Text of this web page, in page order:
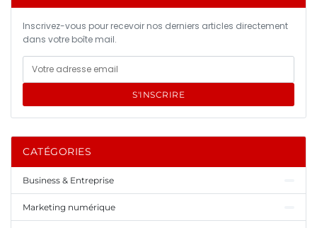
Inscrivez-vous pour recevoir nos derniers articles directement
dans votre boîte mail.
S'INSCRIRE
CATÉGORIES
Business & Entreprise
Marketing numérique